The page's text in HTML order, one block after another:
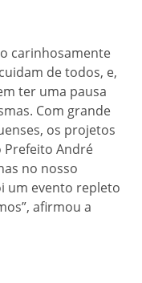
carinhosamente
de todos, e,
ter uma pausa
Com grande
os projetos
Prefeito André
no nosso
um evento repleto
afirmou a